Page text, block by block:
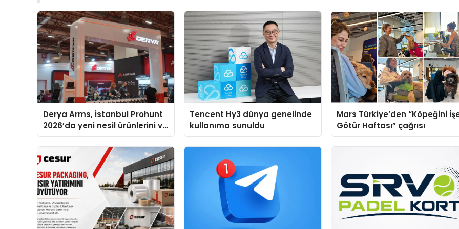
Derya Arms, İstanbul Prohunt
2026’da yeni nesil ürünlerini ve
global marka vizyonunu
sergiledi
Tencent Hy3 dünya genelinde
kullanıma sunuldu
Mars Türkiye’den “Köpeğini
Götür Haftası” çağrısı